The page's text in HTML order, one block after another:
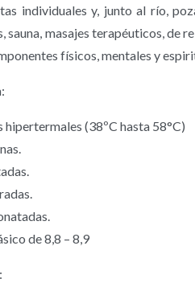
individuales y, junto al río,
sauna, masajes terapéuticos, de
físicos, mentales y
hipertermales (38ºC hasta 58°C)
de 8,8 – 8,9